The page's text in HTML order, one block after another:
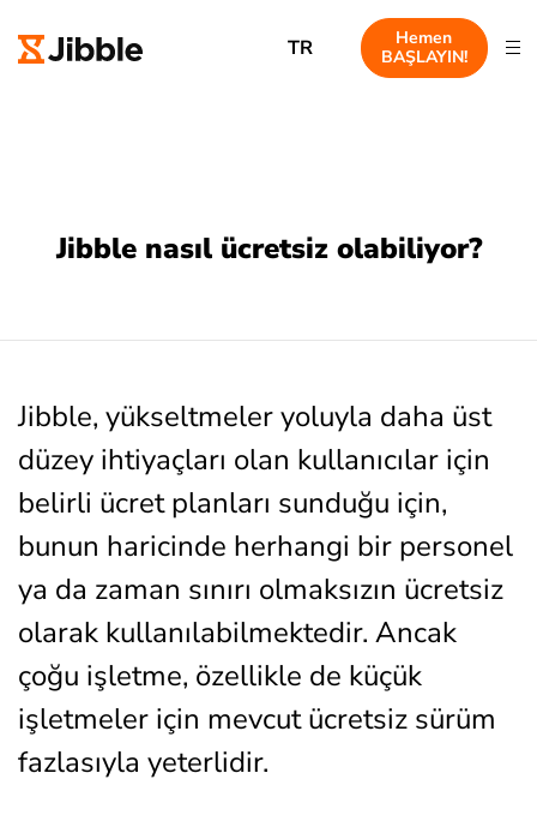
TR
Hemen
BAŞLAYIN!
Jibble nasıl ücretsiz olabiliyor?
Jibble, yükseltmeler yoluyla daha üst
düzey ihtiyaçları olan kullanıcılar için
belirli ücret planları sunduğu için,
bunun haricinde herhangi bir personel
ya da zaman sınırı olmaksızın ücretsiz
olarak kullanılabilmektedir. Ancak
çoğu işletme, özellikle de küçük
işletmeler için mevcut ücretsiz sürüm
fazlasıyla yeterlidir.